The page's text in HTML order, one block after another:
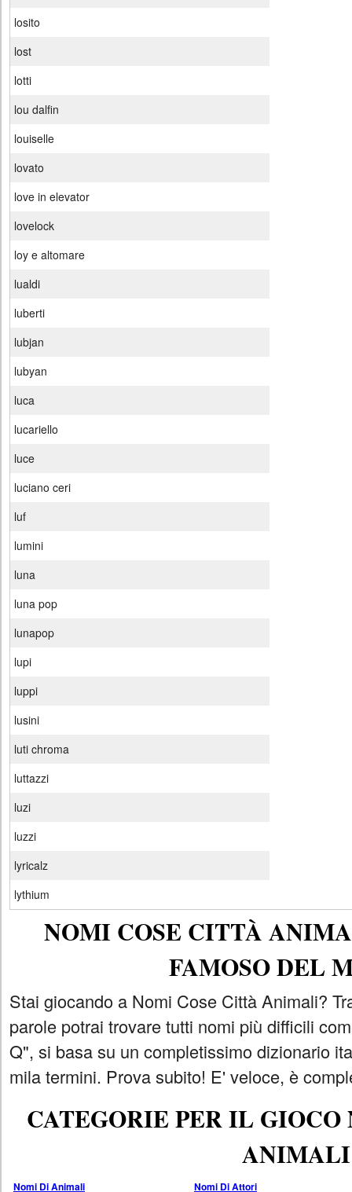
losito
lost
lotti
lou dalfin
louiselle
lovato
love in elevator
lovelock
loy e altomare
lualdi
luberti
lubjan
lubyan
luca
lucariello
luce
luciano ceri
luf
lumini
luna
luna pop
lunapop
lupi
luppi
lusini
luti chroma
luttazzi
luzi
luzzi
lyricalz
lythium
NOMI COSE CITTÀ
FAMOSO DEL
Stai giocando a Nomi Cose Città Animali?
parole potrai trovare tutti nomi più difficili
Q", si basa su un completissimo dizionario
mila termini. Prova subito! E' veloce, è
CATEGORIE PER IL
ANIMALI
Nomi Di Animali Nomi Di Attori